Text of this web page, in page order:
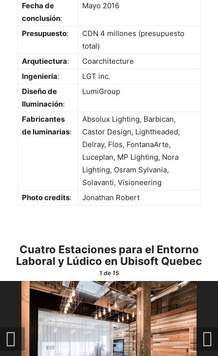
Fecha de
conclusión:
Mayo 2016
Presupuesto:
CDN 4 millones (presupuesto
total)
Arqutiectura:
Coarchitecture
Ingeniería:
LGT inc.
Diseño de
Iluminación:
LumiGroup
Fabricantes
de luminarias:
Absolux Lighting, Barbican,
Castor Design, Lightheaded,
Delray, Flos, FontanaArte,
Luceplan, MP Lighting, Nora
Lighting, Osram Sylvania,
Solavanti, Visioneering
Photo credits: Jonathan Robert
Cuatro Estaciones para el Entorno
Laboral y Lúdico en Ubisoft Quebec
1de 15